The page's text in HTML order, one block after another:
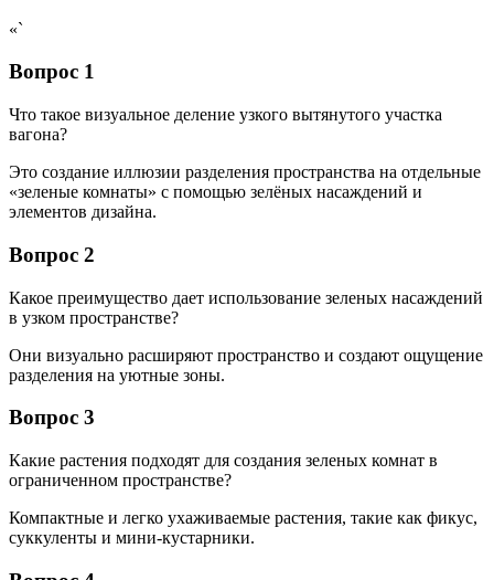
«`
Вопрос 1
Что такое визуальное деление узкого вытянутого участка
вагона?
Это создание иллюзии разделения пространства на отдельные
«зеленые комнаты» с помощью зелёных насаждений и
элементов дизайна.
Вопрос 2
Какое преимущество дает использование зеленых насаждений
в узком пространстве?
Они визуально расширяют пространство и создают ощущение
разделения на уютные зоны.
Вопрос 3
Какие растения подходят для создания зеленых комнат в
ограниченном пространстве?
Компактные и легко ухаживаемые растения, такие как фикус,
суккуленты и мини-кустарники.